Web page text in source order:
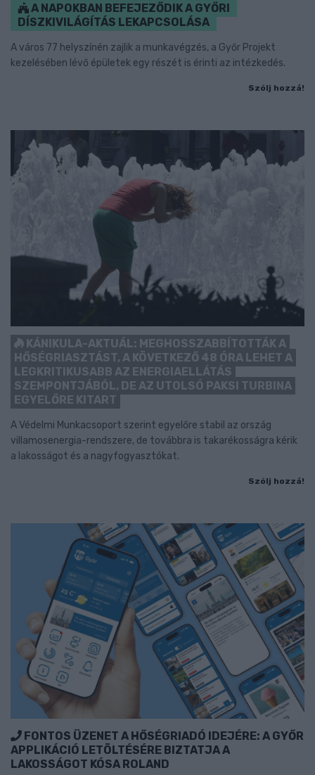
A NAPOKBAN BEFEJEZŐDIK A GYŐRI
DÍSZKIVILÁGÍTÁS LEKAPCSOLÁSA
A város 77 helyszínén zajlik a munkavégzés, a Győr Projekt
kezelésében lévő épületek egy részét is érinti az intézkedés.
Szólj hozzá!
KÁNIKULA-AKTUÁL: MEGHOSSZABBÍTOTTÁK A
HŐSÉGRIASZTÁST, A KÖVETKEZŐ 48 ÓRA LEHET A
LEGKRITIKUSABB AZ ENERGIAELLÁTÁS
SZEMPONTJÁBÓL, DE AZ UTOLSÓ PAKSI TURBINA
EGYELŐRE KITART
A Védelmi Munkacsoport szerint egyelőre stabil az ország
villamosenergia-rendszere, de továbbra is takarékosságra kérik
a lakosságot és a nagyfogyasztókat.
Szólj hozzá!
FONTOS ÜZENET A HŐSÉGRIADÓ IDEJÉRE: A GYŐR
APPLIKÁCIÓ LETÖLTÉSÉRE BIZTATJA A
LAKOSSÁGOT KÓSA ROLAND